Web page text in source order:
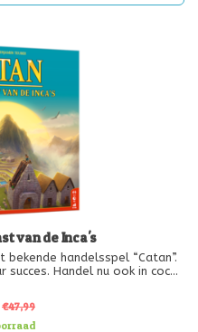
van de Inca's
handelsspel “Catan”.
Handel nu ook in coca,
op
€47,99